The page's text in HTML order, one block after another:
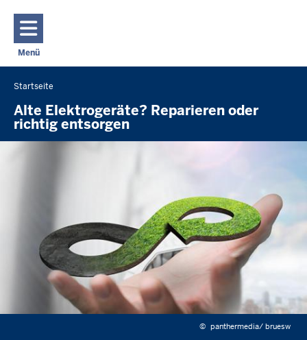
Menü
Navigation aktivieren/deaktivieren: Hauptmenü
Sie
befinden
sich
hier
Startseite
Alte Elektrogeräte? Reparieren oder
richtig entsorgen
© panthermedia/ bruesw